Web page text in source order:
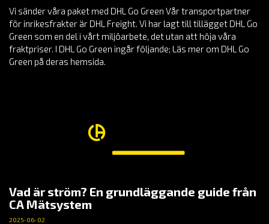
Vi sänder våra paket med DHL Go Green Vår transportpartner
för inrikesfrakter är DHL Freight. Vi har lagt till tillägget DHL Go
Green som en del i vårt miljöarbete, det utan att höja våra
fraktpriser. I DHL Go Green ingår följande; Läs mer om DHL Go
Green på deras hemsida.
Vad är ström? En grundläggande guide från
CA Mätsystem
2025-06-02